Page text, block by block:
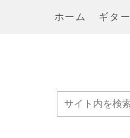
ホーム ギター